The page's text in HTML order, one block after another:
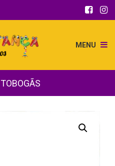
MENU
TOBOGÃS